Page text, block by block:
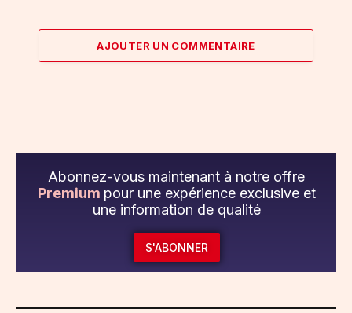
AJOUTER UN COMMENTAIRE
Abonnez-vous maintenant à notre offre
Premium pour une expérience exclusive et
une information de qualité
S'ABONNER